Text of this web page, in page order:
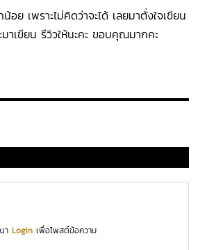
อย เพราะไม่คิดว่าจะได้ เลยมาตั่งใจเขียน
าเขียน รีวิวให้นะคะ ขอบคุณมากคะ
าLogin เพื่อโพสต์ข้อความ